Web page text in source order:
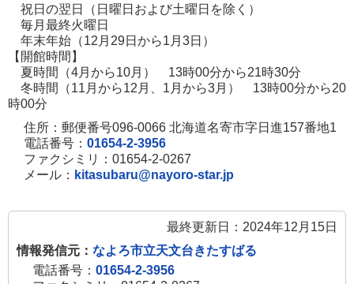
開
き
ま
す
祝日の翌日（日曜日および土曜日を除く）
毎月最終火曜日
年末年始（12月29日から1月3日）
【開館時間】
夏時間（4月から10月） 13時00分から21時30分
冬時間（11月から12月、1月から3月） 13時00分から20
時00分
住所：郵便番号096-0066 北海道名寄市字日進157番地1
電話番号： 01654-2-3956
ファクシミリ：01654-2-0267
メール： kitasubaru@nayoro-star.jp
最終更新日：2024年12月15日
情報発信元： なよろ市立天文台きたすばる
電話番号： 01654-2-3956